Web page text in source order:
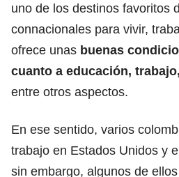
uno de los destinos favoritos
connacionales para vivir,
ofrece unas buenas
cuanto a educación,
entre otros aspectos.
En ese sentido, varios
trabajo en Estados Unidos y
sin embargo, algunos de